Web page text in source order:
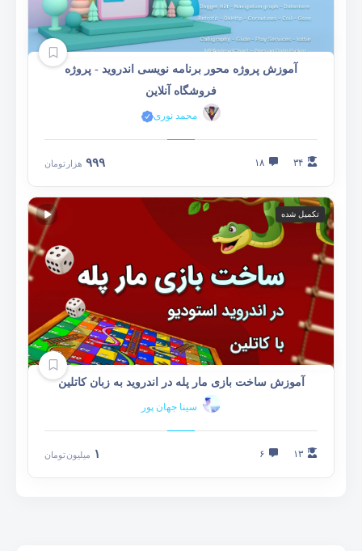
آموزش پروژه محور برنامه نویسی اندروید - پروژه
فروشگاه آنلاین
محمد نوری
۳۴ ۱۸ ۹۹۹ هزار تومان
تکمیل شده
آموزش ساخت بازی مار پله در اندروید به زبان کاتلین
سینا جهان پور
۱۳ ۶ ۱ میلیونتومان